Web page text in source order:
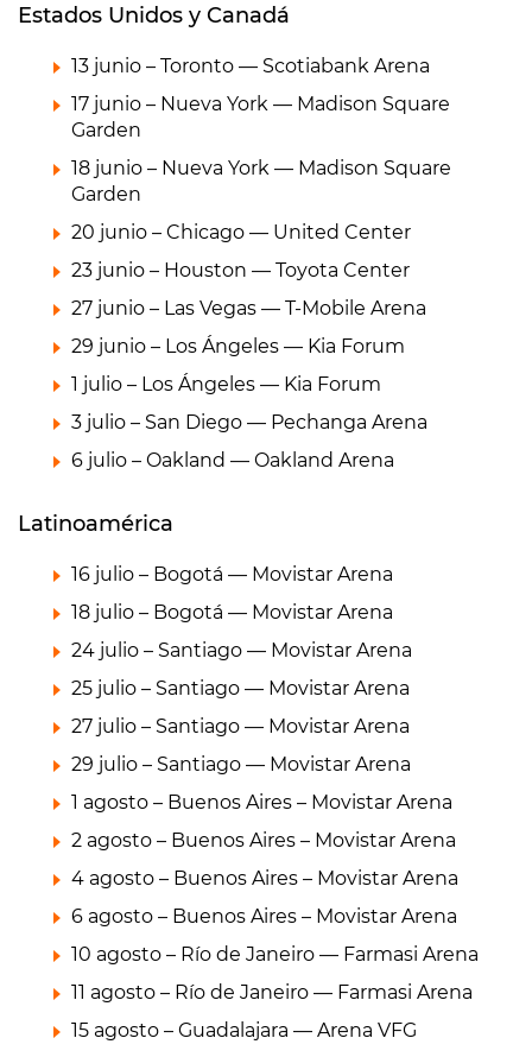
Estados Unidos y Canadá
13 junio – Toronto — Scotiabank Arena
17 junio – Nueva York — Madison Square
Garden
18 junio – Nueva York — Madison Square
Garden
20 junio – Chicago — United Center
23 junio – Houston — Toyota Center
27 junio – Las Vegas — T-Mobile Arena
29 junio – Los Ángeles — Kia Forum
1 julio – Los Ángeles — Kia Forum
3 julio – San Diego — Pechanga Arena
6 julio – Oakland — Oakland Arena
Latinoamérica
16 julio – Bogotá — Movistar Arena
18 julio – Bogotá — Movistar Arena
24 julio – Santiago — Movistar Arena
25 julio – Santiago — Movistar Arena
27 julio – Santiago — Movistar Arena
29 julio – Santiago — Movistar Arena
1 agosto – Buenos Aires – Movistar Arena
2 agosto – Buenos Aires – Movistar Arena
4 agosto – Buenos Aires – Movistar Arena
6 agosto – Buenos Aires – Movistar Arena
10 agosto – Río de Janeiro — Farmasi Arena
11 agosto – Río de Janeiro — Farmasi Arena
15 agosto – Guadalajara — Arena VFG